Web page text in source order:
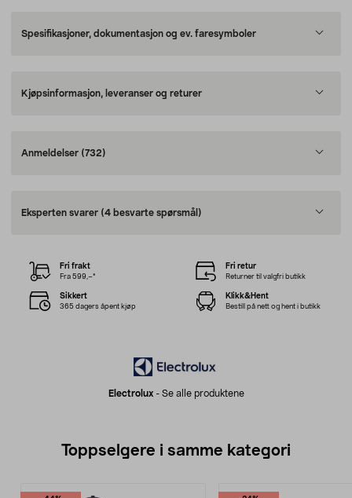
Spesifikasjoner, dokumentasjon og ev. faresymboler
Kjøpsinformasjon, leveranser og returer
Anmeldelser (732)
Eksperten svarer (4 besvarte spørsmål)
Electrolux- Se alle produktene
Fri frakt
Fra 599,–*
Fri retur
Returner til valgfri butikk
Sikkert
365 dagers åpent kjøp
Klikk&Hent
Bestill på nett og hent i butikk
Toppselgere i samme kategori